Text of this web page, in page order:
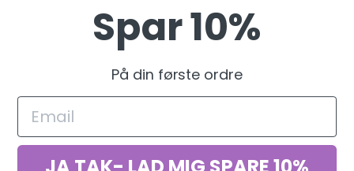
Betalingsmetoder
Blog
Hvad er en Fairy Garden
Spar 10%
På din første ordre